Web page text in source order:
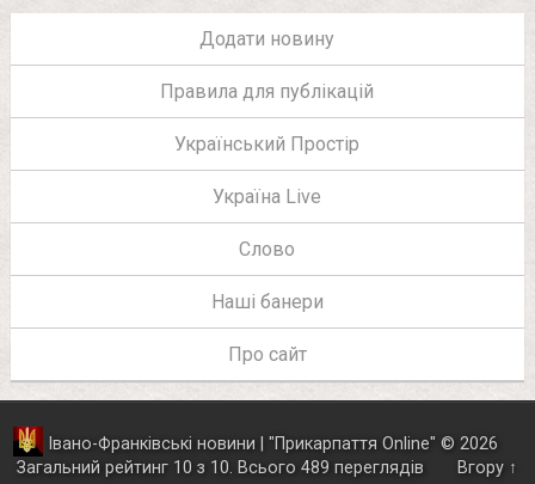
Додати новину
Правила для публікацій
Український Простір
Україна Live
Слово
Наші банери
Про сайт
Івано-Франківські новини | "Прикарпаття Online" © 2026
Загальний рейтинг 10 з 10. Всього489 переглядів Вгору ↑